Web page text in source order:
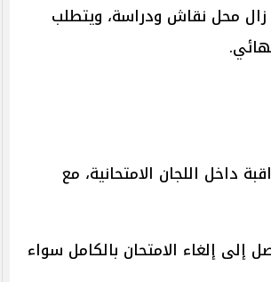
زال محل نقاش ودراسة، ويتطلب
داخل اللجان الامتحانية، مع
إلغاء الامتحان بالكامل سواء